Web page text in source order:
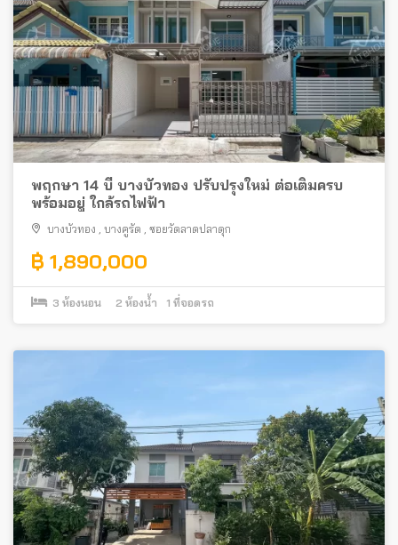
พฤกษา 14 บี บางบัวทอง ปรับปรุงใหม่ ต่อเติมครบ
พร้อมอยู่ ใกล้รถไฟฟ้า
บางบัวทอง บางคูรัด ซอยวัดลาดปลาดุก
฿ 1,890,000
3 ห้องนอน 2 ห้องน้ำ 1 ที่จอดรถ